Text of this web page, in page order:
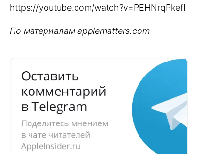
https://youtube.com/watch?v=PEHNrqPkefI
По материалам applematters.com